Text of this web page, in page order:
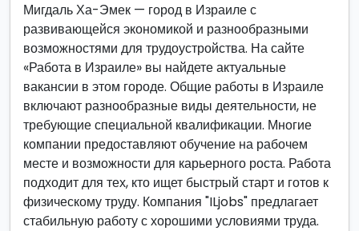
Мигдаль Ха-Эмек — город в Израиле с
развивающейся экономикой и разнообразными
возможностями для трудоустройства. На сайте
«Работа в Израиле» вы найдете актуальные
вакансии в этом городе. Общие работы в Израиле
включают разнообразные виды деятельности, не
требующие специальной квалификации. Многие
компании предоставляют обучение на рабочем
месте и возможности для карьерного роста. Работа
подходит для тех, кто ищет быстрый старт и готов к
физическому труду. Компания "ILjobs" предлагает
стабильную работу с хорошими условиями труда.